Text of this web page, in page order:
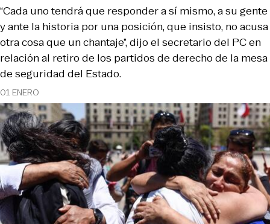
01 ENERO
“Cada uno tendrá que responder a sí mismo, a su gente
y ante la historia por una posición, que insisto, no acusa
otra cosa que un chantaje”, dijo el secretario del PC en
relación al retiro de los partidos de derecho de la mesa
de seguridad del Estado.